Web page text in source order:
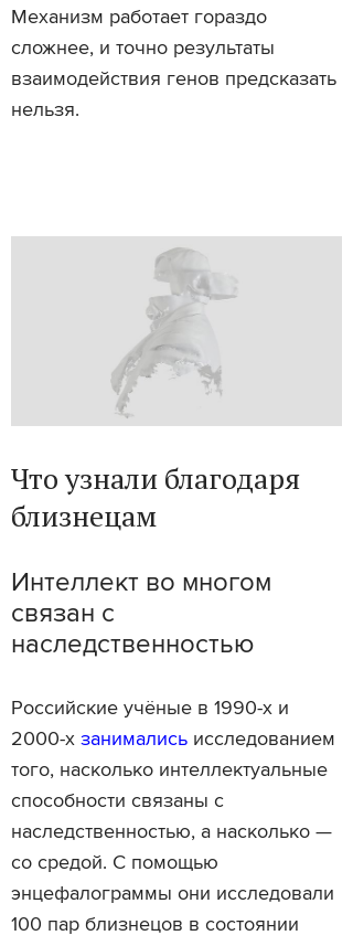
Механизм работает гораздо
сложнее, и точно результаты
взаимодействия генов предсказать
нельзя.
Что узнали благодаря
близнецам
Интеллект во многом
связан с
наследственностью
Российские учёные в 1990-х и
2000-х занимались исследованием
того, насколько интеллектуальные
способности связаны с
наследственностью, а насколько —
со средой. С помощью
энцефалограммы они исследовали
100 пар близнецов в состоянии